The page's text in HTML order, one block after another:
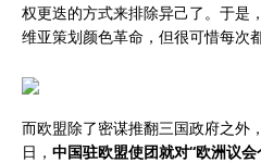
权更迭的方式来排除异己了。于是
维亚策划颜色革命，但很可惜每次
而欧盟除了密谋推翻三国政府之外
日， 中国驻欧盟使团就对“欧洲议